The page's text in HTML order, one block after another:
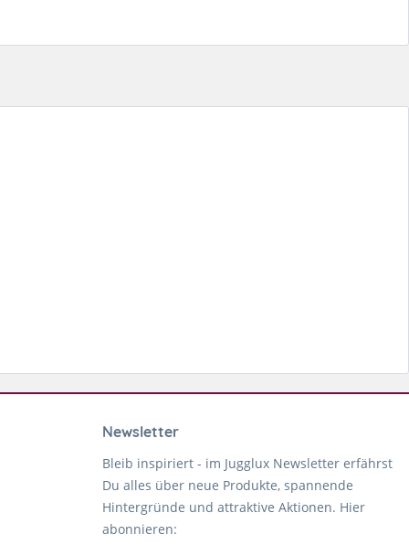
Newsletter
Bleib inspiriert - im Jugglux Newsletter erfährst
Du alles über neue Produkte, spannende
Hintergründe und attraktive Aktionen. Hier
abonnieren: